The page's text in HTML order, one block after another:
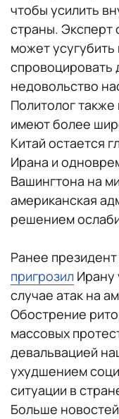
чтобы усилить
страны. Эксперт
может
спровоцировать
недовольство
Политолог
имеют более
Китай остается
Ирана и
Вашингтона на
американская
решением
Ранее
пригрозил Ирану
случае атак на
Обострение
массовых
девальвацией
ухудшением
ситуации в
Больше